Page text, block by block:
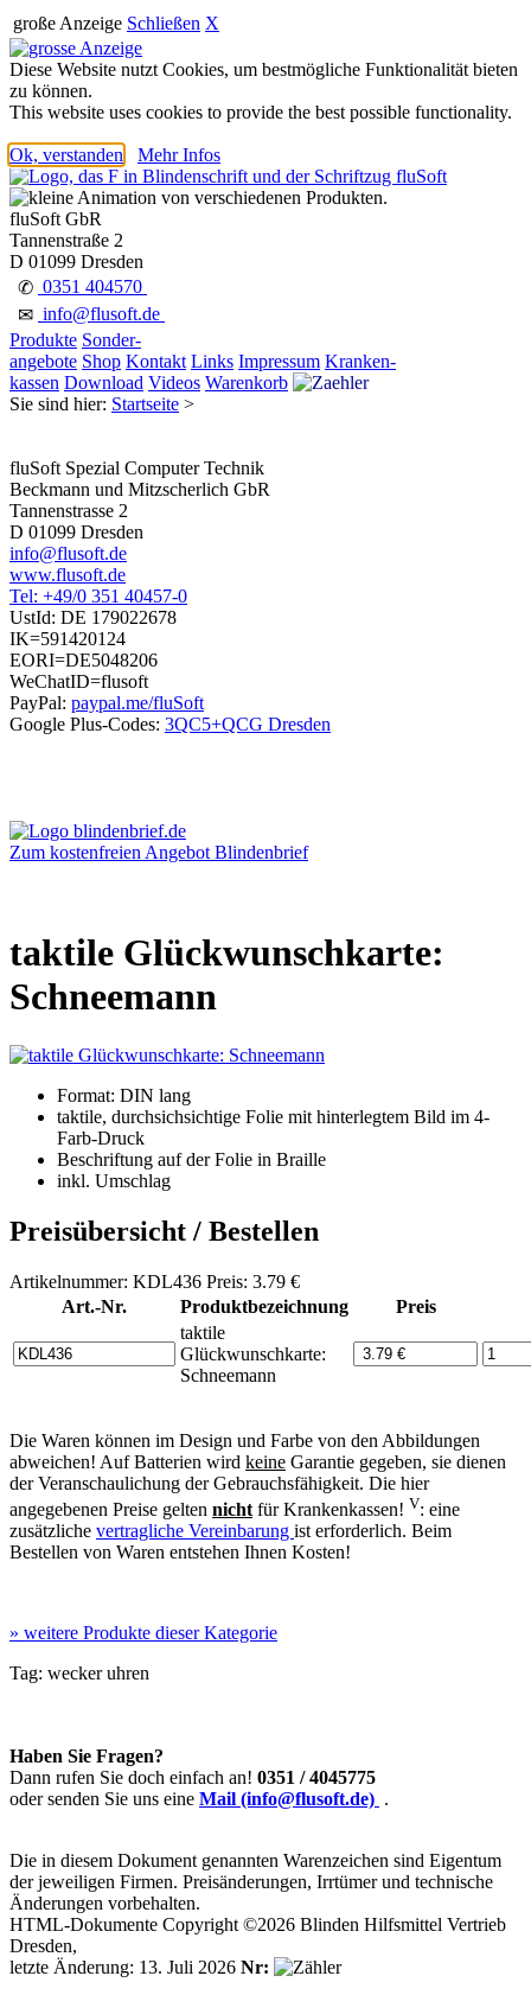
große Anzeige Schließen X
Diese Website nutzt Cookies, um bestmögliche Funktionalität bieten
zu können.
This website uses cookies to provide the best possible functionality.
Ok, verstanden Mehr Infos
fluSoft GbR
Tannenstraße 2
D 01099 Dresden
✆ 0351 404570
✉ info@flusoft.de
Produkte Sonder-
angebote Shop Kontakt Links Impressum Kranken-
kassen Download Videos Warenkorb
Sie sind hier: Startseite >
fluSoft Spezial Computer Technik
Beckmann und Mitzscherlich GbR
Tannenstrasse 2
D 01099 Dresden
info@flusoft.de
www.flusoft.de
Tel: +49/0 351 40457-0
UstId: DE 179022678
IK=591420124
EORI=DE5048206
WeChatID=flusoft
PayPal: paypal.me/fluSoft
Google Plus-Codes: 3QC5+QCG Dresden
Zum kostenfreien Angebot Blindenbrief
taktile Glückwunschkarte:
Schneemann
Format: DIN lang
taktile, durchsichsichtige Folie mit hinterlegtem Bild im 4-
Farb-Druck
Beschriftung auf der Folie in Braille
inkl. Umschlag
Preisübersicht / Bestellen
Artikelnummer: KDL436 Preis: 3.79 €
Art.-Nr.
Produktbezeichnung
Preis
taktile
Glückwunschkarte:
Schneemann
Die Waren können im Design und Farbe von den Abbildungen
abweichen! Auf Batterien wird keine Garantie gegeben, sie dienen
der Veranschaulichung der Gebrauchsfähigkeit. Die hier
angegebenen Preise gelten nicht für Krankenkassen! V: eine
zusätzliche vertragliche Vereinbarung ist erforderlich. Beim
Bestellen von Waren entstehen Ihnen Kosten!
» weitere Produkte dieser Kategorie
Tag: weckeruhren
Haben Sie Fragen?
Dann rufen Sie doch einfach an! 0351 / 4045775
oder senden Sie uns eine Mail (info@flusoft.de) .
Die in diesem Dokument genannten Warenzeichen sind Eigentum
der jeweiligen Firmen. Preisänderungen, Irrtümer und technische
Änderungen vorbehalten.
HTML-Dokumente Copyright ©2026 Blinden Hilfsmittel Vertrieb
Dresden,
letzte Änderung: 13. Juli 2026 Nr: